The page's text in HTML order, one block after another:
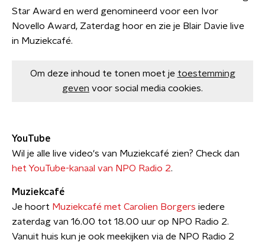
Star Award en werd genomineerd voor een Ivor
Novello Award, Zaterdag hoor en zie je Blair Davie live
in Muziekcafé.
Om deze inhoud te tonen moet je toestemming
geven voor social media cookies.
YouTube
Wil je alle live video's van Muziekcafé zien? Check dan
het YouTube-kanaal van NPO Radio 2.
Muziekcafé
Je hoort Muziekcafé met Carolien Borgers iedere
zaterdag van 16.00 tot 18.00 uur op NPO Radio 2.
Vanuit huis kun je ook meekijken via de NPO Radio 2